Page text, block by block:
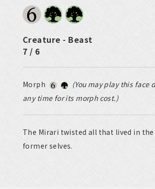
Creature - Beast
7 / 6
Morph (You may play this face
any time for its morph cost.)
The Mirari twisted all that lived in
former selves.